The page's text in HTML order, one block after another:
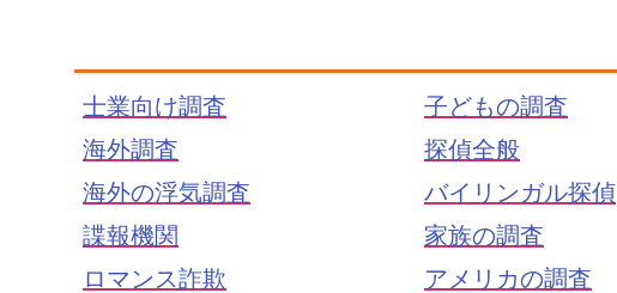
士業向け調査
海外調査
海外の浮気調査
諜報機関
ロマンス詐欺
子どもの調査
探偵全般
バイリンガル探偵
家族の調査
アメリカの調査